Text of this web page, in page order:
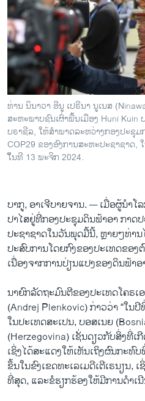
ວິທະຍາສາດ-ເທັກໂນໂລຈີ
ທຸລະກິດ
ພາສາອັງກິດ
ວີດີໂອ
ສຽງ
ລາຍການກະຈາຍສຽງ
ລາຍງານ
ຕິດຕາມພວກເຮົາ ທີ່
ທ່ານ ນິນາວາ ອີນູ ເປຣີນາ ນູເນສ
ສະຫະພາບຊົນເຜົ່າພື້ນເມືອງ Huni
ບຣາຊີລ, ໃຫ້ສໍາພາດລະຫວ່າງກອງປະຊຸມ
COP29 ຂອງອົງການສະຫະປະຊາຊາດ,
ໃັນທີ 13 ພະຈິກ 2024.
ບາກູ, ອາເຈີບາຍຈານ. —ເມື່ອຜູ້ນໍາໂ
ປາໄສຢູ່ທີ່ກອງປະຊຸມດິນ​ຟ້າອາ ກາດ
ປະຊາຊາດໃນວັນພຸດມື້ນີ້, ຫຼາຍໆທ່ານ
ປະສົບການໂດຍກົງຂອງປະເທດຂອ
ເນື່ອງຈາກການປ່ຽນແປງຂອງດິນຟ້າອ
ນາຍົກລັດຖະມົນຕີຂອງປະເທດໂຄຣເ
(Andrej Plenkovic) ກ່າວວ່າ “ໃນ
ໃນປະເທດສະເປນ, ບອສເນຍ
(Herzegovina) ເຊັ່ນດຽວກັບສິ່ງທີ່ເ
ເຊິ່ງໄດ້ສະແດງໃຫ້ເຫັນເຖິງຜົນກະ
ຂຶ້ນໃນຂົງເຂດທະເລເມດີເຕີເຣນຽນ,
ທີ່ສຸດ, ແລະຂໍຮຽກຮ້ອງໃຫ້ມີການດໍາເ